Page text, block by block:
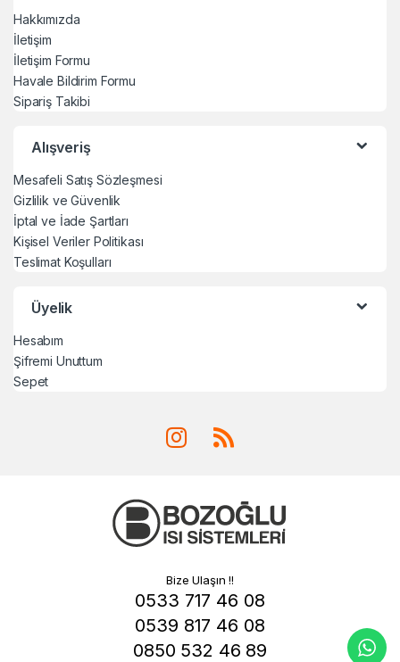
Hakkımızda
İletişim
İletişim Formu
Havale Bildirim Formu
Sipariş Takibi
Alışveriş
Mesafeli Satış Sözleşmesi
Gizlilik ve Güvenlik
İptal ve İade Şartları
Kişisel Veriler Politikası
Teslimat Koşulları
Üyelik
Hesabım
Şifremi Unuttum
Sepet
Bize Ulaşın !!
0533 717 46 08
0539 817 46 08
0850 532 46 89